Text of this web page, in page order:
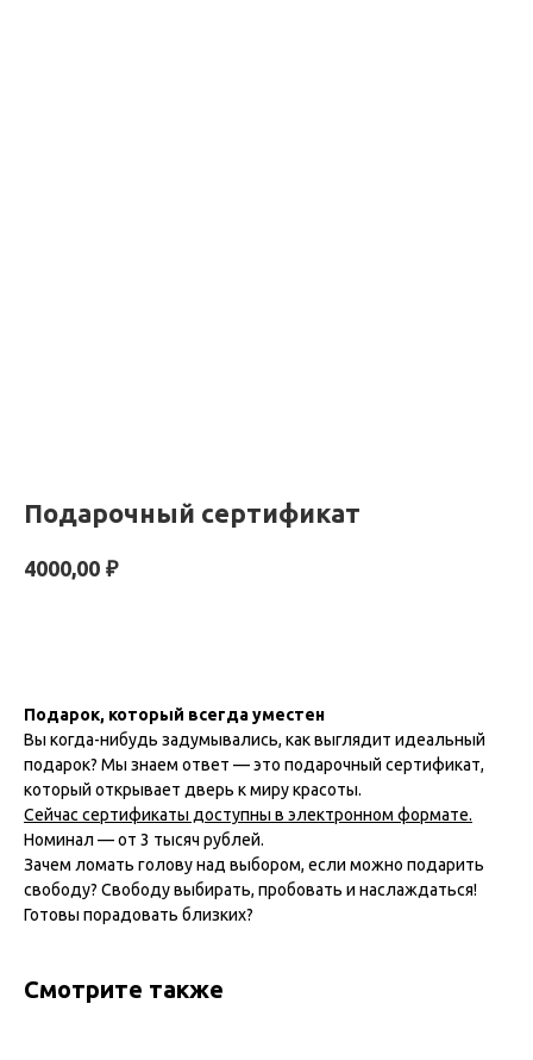
Подарочный сертификат
4000,00 ₽
Подарок, который всегда уместен
Вы когда-нибудь задумывались, как выглядит идеальный
подарок? Мы знаем ответ — это подарочный сертификат,
который открывает дверь к миру красоты.
Сейчас сертификаты доступны в электронном формате.
Номинал — от 3 тысяч рублей.
Зачем ломать голову над выбором, если можно подарить
свободу? Свободу выбирать, пробовать и наслаждаться!
Готовы порадовать близких?
Смотрите также